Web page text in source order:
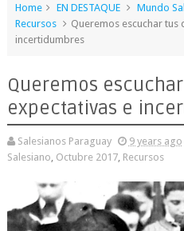
Home EN DESTAQUE Mundo
Recursos
Queremos escuchar tus
incertidumbres
Queremos
expectativas e
Salesianos Paraguay 9 years ago
Salesiano Octubre 2017, Recursos